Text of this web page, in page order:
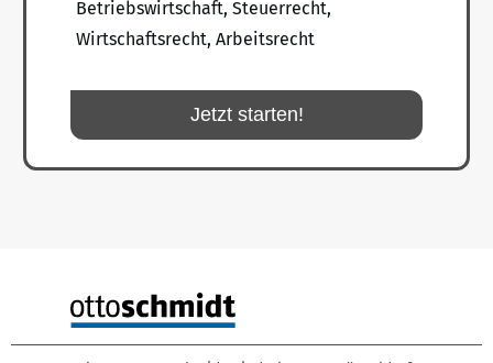
Betriebswirtschaft, Steuerrecht,
Wirtschaftsrecht, Arbeitsrecht
Jetzt starten!